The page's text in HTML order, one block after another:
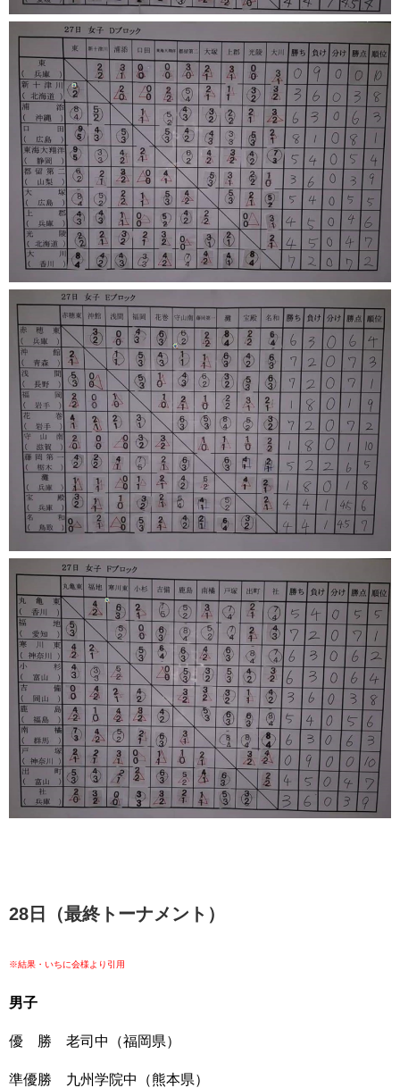
28日（最終トーナメント）
※結果・いちに会様より引用
男子
優 勝 老司中（福岡県）
準優勝 九州学院中（熊本県）